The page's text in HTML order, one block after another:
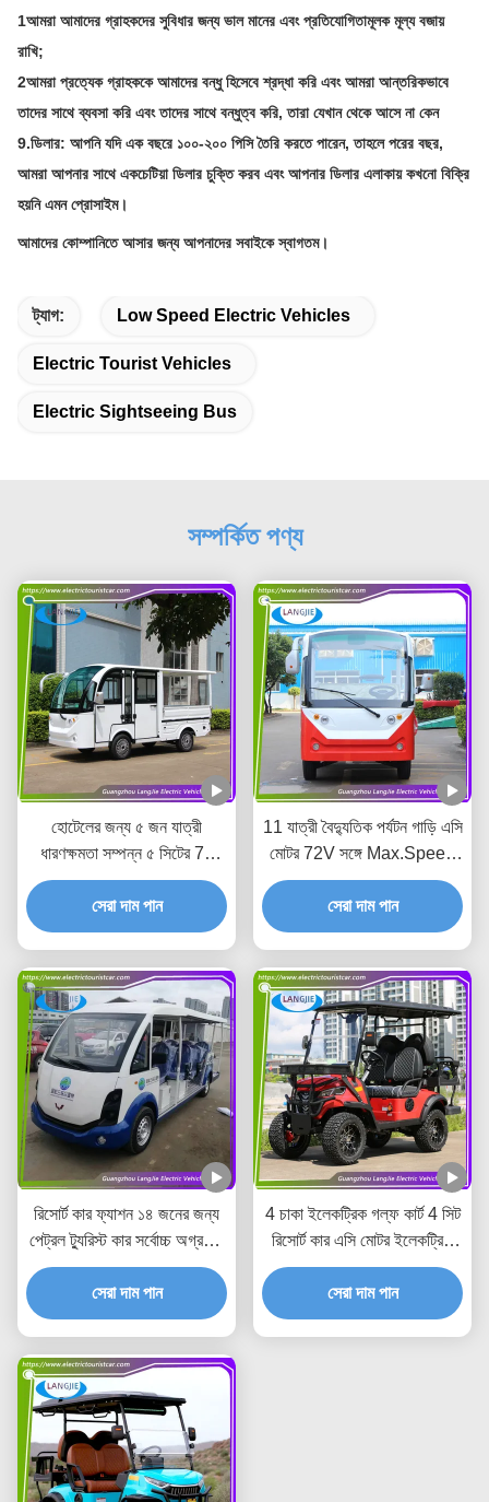
1আমরা আমাদের গ্রাহকদের সুবিধার জন্য ভাল মানের এবং প্রতিযোগিতামূলক মূল্য বজায়
রাখি;
2আমরা প্রত্যেক গ্রাহককে আমাদের বন্ধু হিসেবে শ্রদ্ধা করি এবং আমরা আন্তরিকভাবে
তাদের সাথে ব্যবসা করি এবং তাদের সাথে বন্ধুত্ব করি, তারা যেখান থেকে আসে না কেন
9.ডিলার: আপনি যদি এক বছরে ১০০-২০০ পিসি তৈরি করতে পারেন, তাহলে পরের বছর,
আমরা আপনার সাথে একচেটিয়া ডিলার চুক্তি করব এবং আপনার ডিলার এলাকায় কখনো বিক্রি
হয়নি এমন প্রোসাইম।
আমাদের কোম্পানিতে আসার জন্য আপনাদের সবাইকে স্বাগতম।
ট্যাগ: Low Speed Electric Vehicles
Electric Tourist Vehicles
Electric Sightseeing Bus
সম্পর্কিত পণ্য
হোটেলের জন্য ৫ জন যাত্রী
ধারণক্ষমতা সম্পন্ন ৫ সিটের 70
কিমি রেঞ্জের বৈদ্যুতিক গাড়ি
সেরা দাম পান
11 যাত্রী বৈদ্যুতিক পর্যটন গাড়ি এসি
মোটর 72V সঙ্গে Max.Speed
30km/H জন্য হোটেল
সেরা দাম পান
রিসোর্ট কার ফ্যাশন ১৪ জনের জন্য
পেট্রল ট্যুরিস্ট কার সর্বোচ্চ অগ্রগতি
গতি ৩০ কিমি/ঘন্টা হোটেলের জন্য
সেরা দাম পান
4 চাকা ইলেকট্রিক গল্ফ কার্ট 4 সিট
রিসোর্ট কার এসি মোটর ইলেকট্রিক
গাড়ি হোটেলের জন্য ট্যুর
সেরা দাম পান